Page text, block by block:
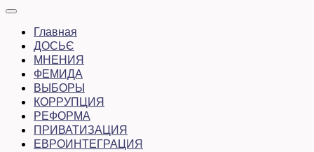
Главная
ДОСЬЄ
МНЕНИЯ
ФЕМИДА
ВЫБОРЫ
КОРРУПЦИЯ
РЕФОРМА
ПРИВАТИЗАЦИЯ
ЕВРОИНТЕГРАЦИЯ